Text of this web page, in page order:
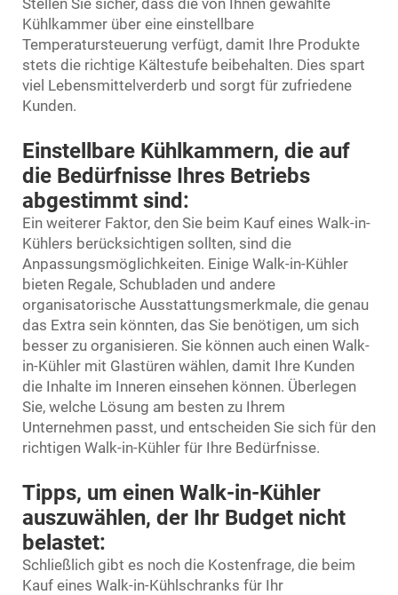
Kühlkammer über eine einstellbare
Temperatursteuerung verfügt, damit Ihre Produkte
stets die richtige Kältestufe beibehalten. Dies spart
viel Lebensmittelverderb und sorgt für zufriedene
Kunden.
Einstellbare Kühlkammern, die auf
die Bedürfnisse Ihres Betriebs
abgestimmt sind:
Ein weiterer Faktor, den Sie beim Kauf eines Walk-in-
Kühlers berücksichtigen sollten, sind die
Anpassungsmöglichkeiten. Einige Walk-in-Kühler
bieten Regale, Schubladen und andere
organisatorische Ausstattungsmerkmale, die genau
das Extra sein könnten, das Sie benötigen, um sich
besser zu organisieren. Sie können auch einen Walk-
in-Kühler mit Glastüren wählen, damit Ihre Kunden
die Inhalte im Inneren einsehen können. Überlegen
Sie, welche Lösung am besten zu Ihrem
Unternehmen passt, und entscheiden Sie sich für den
richtigen Walk-in-Kühler für Ihre Bedürfnisse.
Tipps, um einen Walk-in-Kühler
auszuwählen, der Ihr Budget nicht
belastet:
Schließlich gibt es noch die Kostenfrage, die beim
Kauf eines Walk-in-Kühlschranks für Ihr